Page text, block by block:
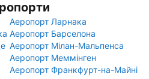
Аеропорт Ларнака
Аеропорт Барселона
Аеропорт Мілан-Мальпенса
Аеропорт Меммінген
Аеропорт Франкфурт-на-Майні